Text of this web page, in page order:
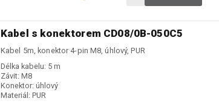
Kabel s konektorem CD08/0B-050C5
Kabel 5m, konektor 4-pin M8, úhlový, PUR
Délka kabelu: 5 m
Závit: M8
Konektor: úhlový
Materiál: PUR